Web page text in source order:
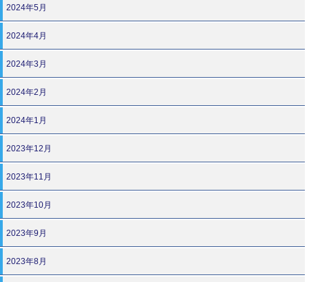
2024年5月
2024年4月
2024年3月
2024年2月
2024年1月
2023年12月
2023年11月
2023年10月
2023年9月
2023年8月